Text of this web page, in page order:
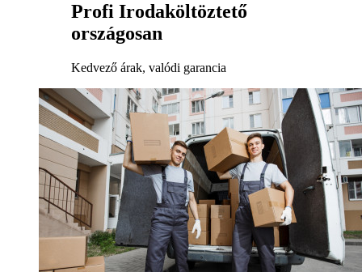
Profi Irodaköltöztető
országosan
Kedvező árak, valódi garancia